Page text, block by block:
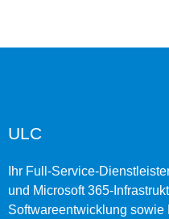
ULC
Ihr Full-Service-
und Microsoft 365-
Softwareentwicklung sowie